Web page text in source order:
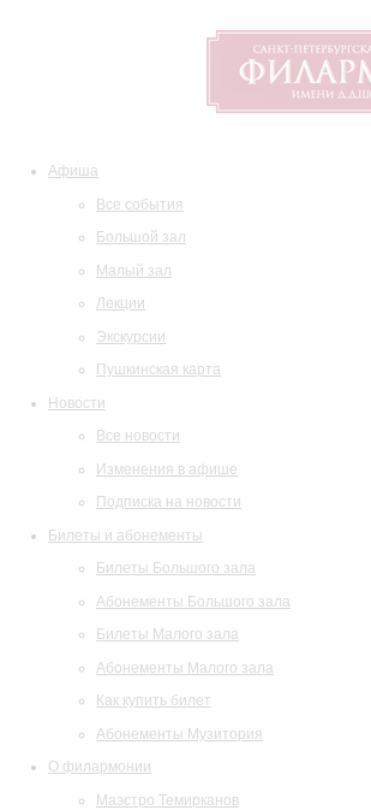
Афиша
Все события
Большой зал
Малый зал
Лекции
Экскурсии
Пушкинская карта
Новости
Все новости
Изменения в афише
Подписка на новости
Билеты и абонементы
Билеты Большого зала
Абонементы Большого зала
Билеты Малого зала
Абонементы Малого зала
Как купить билет
Абонементы Музитория
О филармонии
Маэстро Темирканов